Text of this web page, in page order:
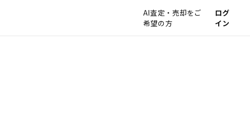
AI査定・売却をご
希望の方
ログ
イン